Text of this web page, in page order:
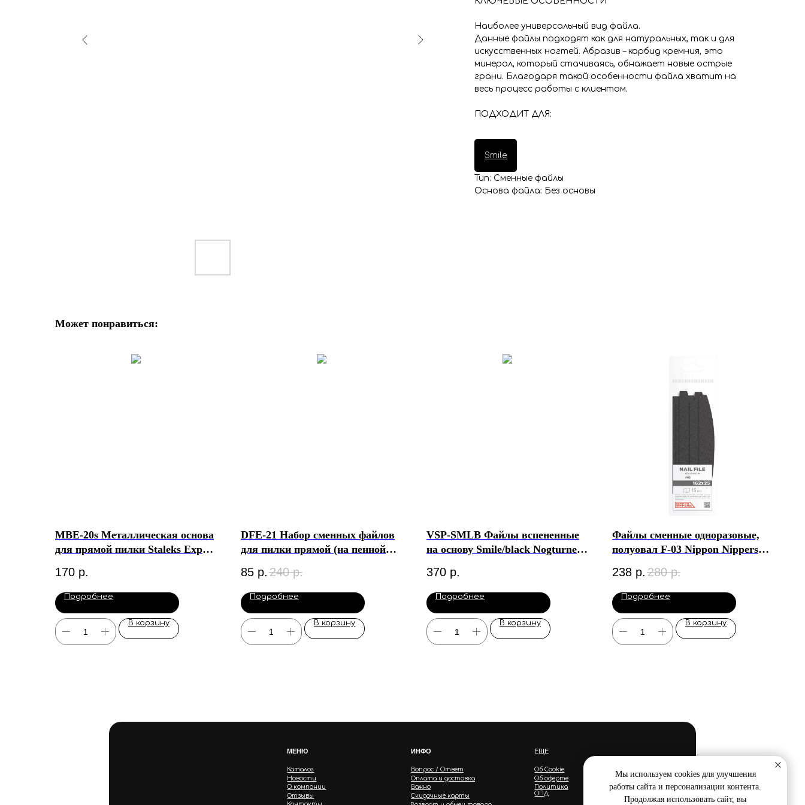
Наиболее универсальный вид файла.
Данные файлы подходят как для натуральных, так и для
искусственных ногтей. Абразив – карбид кремния, это
минерал, который стачиваясь, обнажает новые острые
грани. Благодаря такой особенности файла хватит на
весь процесс работы с клиентом.
ПОДХОДИТ ДЛЯ:
Smile
Тип: Сменные файлы
Основа файла: Без основы
Может понравиться:
MBE-20s Металлическая основа
для прямой пилки Staleks Expert
170 р.
Подробнее
В корзину
DFE-21 Набор сменных файлов
для пилки прямой (на пенной
85 р. 240 р.
Подробнее
В корзину
VSP-SMLB Файлы вспененные
на основу Smile/black Nogturne
370 р.
Подробнее
В корзину
Файлы сменные одноразовые,
полуовал F-03 Nippon Nippers
238 р. 280 р.
Подробнее
В корзину
МЕНЮ
Каталог Вопрос / Ответ
Об Cookie
Новости
Оплата и доставка
Об оферте
О компании
Важно
Политика
ОПД
Отзывы
Скидочные карты
ИНФО ЕЩЕ
Мы используем cookies для улучшения
работы сайта и персонализации контента.
Продолжая использовать сайт, вы